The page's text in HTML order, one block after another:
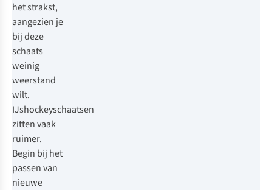
het strakst,
aangezien je
bij deze
schaats
weinig
weerstand
wilt.
IJshockeyschaatsen
zitten vaak
ruimer.
Begin bij het
passen van
nieuwe